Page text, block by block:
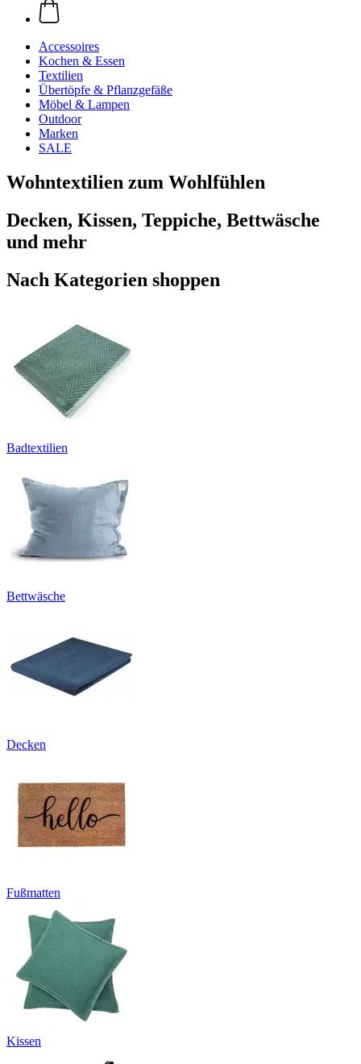
Accessoires
Kochen & Essen
Textilien
Übertöpfe & Pflanzgefäße
Möbel & Lampen
Outdoor
Marken
SALE
Wohntextilien zum Wohlfühlen
Decken, Kissen, Teppiche, Bettwäsche
und mehr
Nach Kategorien shoppen
Badtextilien
Bettwäsche
Decken
Fußmatten
Kissen